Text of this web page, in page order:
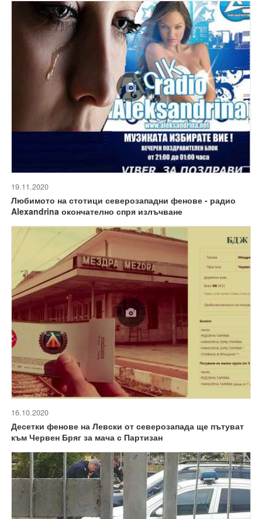
19.11.2020
Любимото на стотици северозападни фенове - радио
Alexandrina окончателно спря излъчване
16.10.2020
Десетки фенове на Левски от северозапада ще пътуват
към Червен Бряг за мача с Партизан